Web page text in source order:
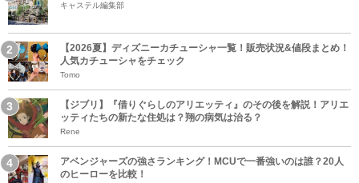
キャステル編集部
【2026夏】ディズニーカチューシャ一覧！販売状況&値段まとめ！
人気カチューシャをチェック
Tomo
【ジブリ】『借りぐらしのアリエッティ』のその後を解説！アリエ
ッティたちの新たな住処は？翔の病気は治る？
Rene
アベンジャーズの強さランキング！MCUで一番強いのは誰？20人
のヒーローを比較！